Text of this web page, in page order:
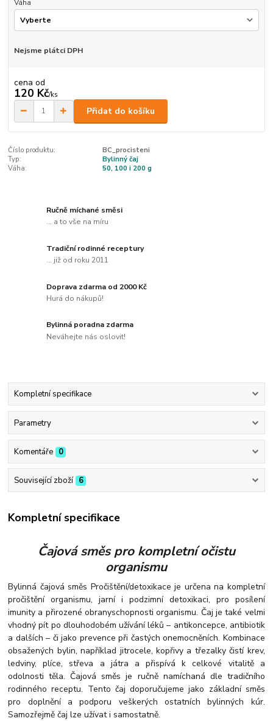
Váha
Nejsme plátci DPH
cena od
120 Kč/ks
Přidat do košíku
Číslo produktu:
BC_procisteni
Typ:
Bylinný čaj
Váha:
50, 100 i 200 g
Ručně míchané směsi
... a to vše na míru
Tradiční rodinné receptury
... již od roku 2011
Doprava zdarma od 2000 Kč
Hurá do nákupů!
Bylinná poradna zdarma
Neváhejte nás oslovit!
Kompletní specifikace
Parametry
Komentáře 0
Související zboží 6
Kompletní specifikace
Čajová směs pro kompletní očistu
organismu
Bylinná čajová směs Pročištění/detoxikace je určena na kompletní
pročištění organismu, jarní i podzimní detoxikaci, pro posílení
imunity a přirozené obranyschopnosti organismu. Čaj je také velmi
vhodný pít po dlouhodobém užívání léků – antikoncepce, antibiotik
a dalších – či jako prevence při častých onemocněních. Kombinace
obsažených bylin, například jitrocele, kopřivy a třezalky čistí krev,
ledviny, plíce, střeva a játra a přispívá k celkové vitalitě a
odolnosti těla. Čajová směs je ručně namíchaná dle tradičního
rodinného receptu. Tento čaj doporučujeme jako základní směs
pro doplnění a podporu veškerých ostatních bylinných kúr.
Samozřejmě čaj lze užívat i samostatně.